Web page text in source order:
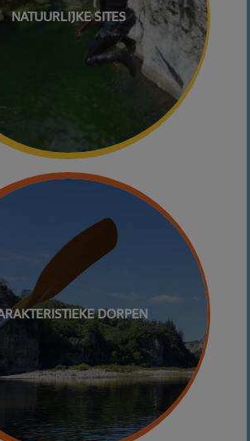
NATUURLIJKE SITES
DORPEN